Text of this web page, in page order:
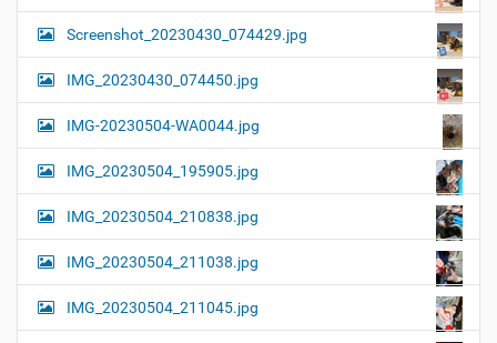
Screenshot_20230430_074429.jpg
IMG_20230430_074450.jpg
IMG-20230504-WA0044.jpg
IMG_20230504_195905.jpg
IMG_20230504_210838.jpg
IMG_20230504_211038.jpg
IMG_20230504_211045.jpg